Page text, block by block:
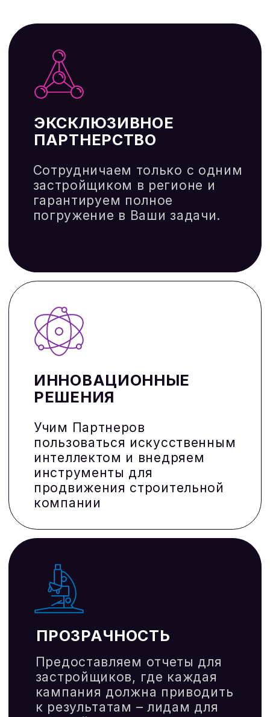
для застройщика
Успешное продвижение застройщика
требует комплексного подход. Без
четкой стратегии продвижения
строительной компании сложно
выделиться на рынке и обеспечить
стабильный поток клиентов.
Эффективная стратегия продвижения
строительной компании позволяет не
только привлечь лиды для
застройщиков, но и значительно
оптимизации каналов рекламы
Продвижение через социальные
сети с высоким вовлечением (ER%)
Грамотная стратегия продвижения
строительной компании позволяет не
только повысить узнаваемость
бренда, но и эффективно привлекать
лиды для застройщиков.
Для успешного продвижения
строительной компании в интернете
важно учитывать все факторы: от
технической оптимизации сайта до
качественного контента и грамотной
рекламной стратегии.
SEO продвижение сайтов
недвижимости
SEO И ОРГАНИЧЕСКИЙ ТРАФИК
ОПТИМИЗАЦИЯ РЕКЛАМНОГО
БЮДЖЕТА
SMM И РАБОТА С БРЕНДОМ
УПРАВЛЕНИЕ РЕПУТАЦИЕЙ
(SERM)
Отзывы и рейтинги: стимулирование
клиентов оставлять положительные
отзывы
Отзывы формируют доверие, что
особенно важно для лидогенерации
в недвижимости. Высокий рейтинг в
поиске способствует seo
недвижимости.
Грамотный подход к рекламе
квартиры в новостройке может
значительно повысить
конверсию.